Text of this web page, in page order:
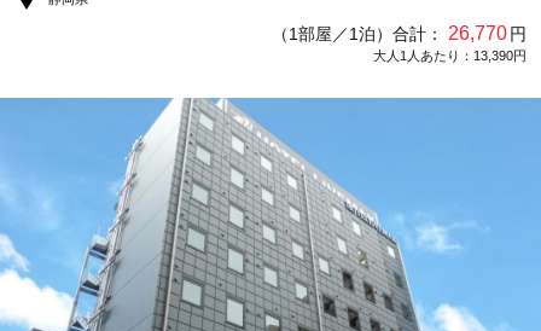
（1部屋／1泊）合計： 26,770円
大人1人あたり：13,390円